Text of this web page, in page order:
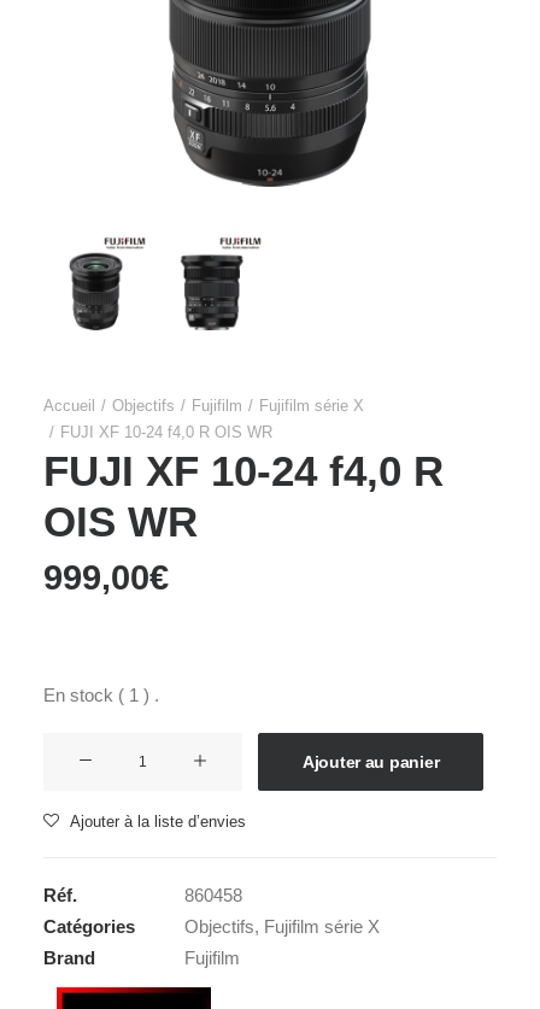
Accueil Objectifs Fujifilm
Fujifilm série X
FUJI XF 10-24 f4,0 R OIS WR
FUJI XF 10-24 f4,0 R
OIS WR
999,00€
En stock ( 1 ) .
FUJI
24
f4,0
R
OIS
Ajouter au panier
Ajouter à la liste d’envies
Réf.
860458
Catégories
Objectifs, Fujifilm série X
Brand
Fujifilm